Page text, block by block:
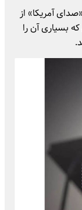
آمریکا» از
بسیاری آن را